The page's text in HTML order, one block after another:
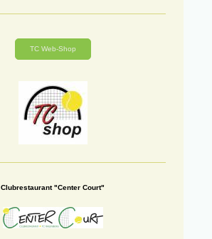
TC Web-Shop
Clubrestaurant "Center Court"